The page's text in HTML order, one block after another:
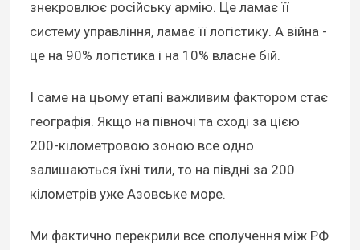
знекровлює російську армію. Це ламає її
систему управління, ламає її логістику. А війна -
це на 90% логістика і на 10% власне бій.
І саме на цьому етапі важливим фактором стає
географія. Якщо на півночі та сході за цією
200-кілометровою зоною все одно
залишаються їхні тили, то на півдні за 200
кілометрів уже Азовське море.
Ми фактично перекрили все сполучення між РФ